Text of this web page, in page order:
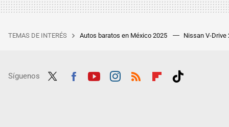
TEMAS DE INTERÉS Autos baratos en México 2025 Nissan V-Drive
Síguenos